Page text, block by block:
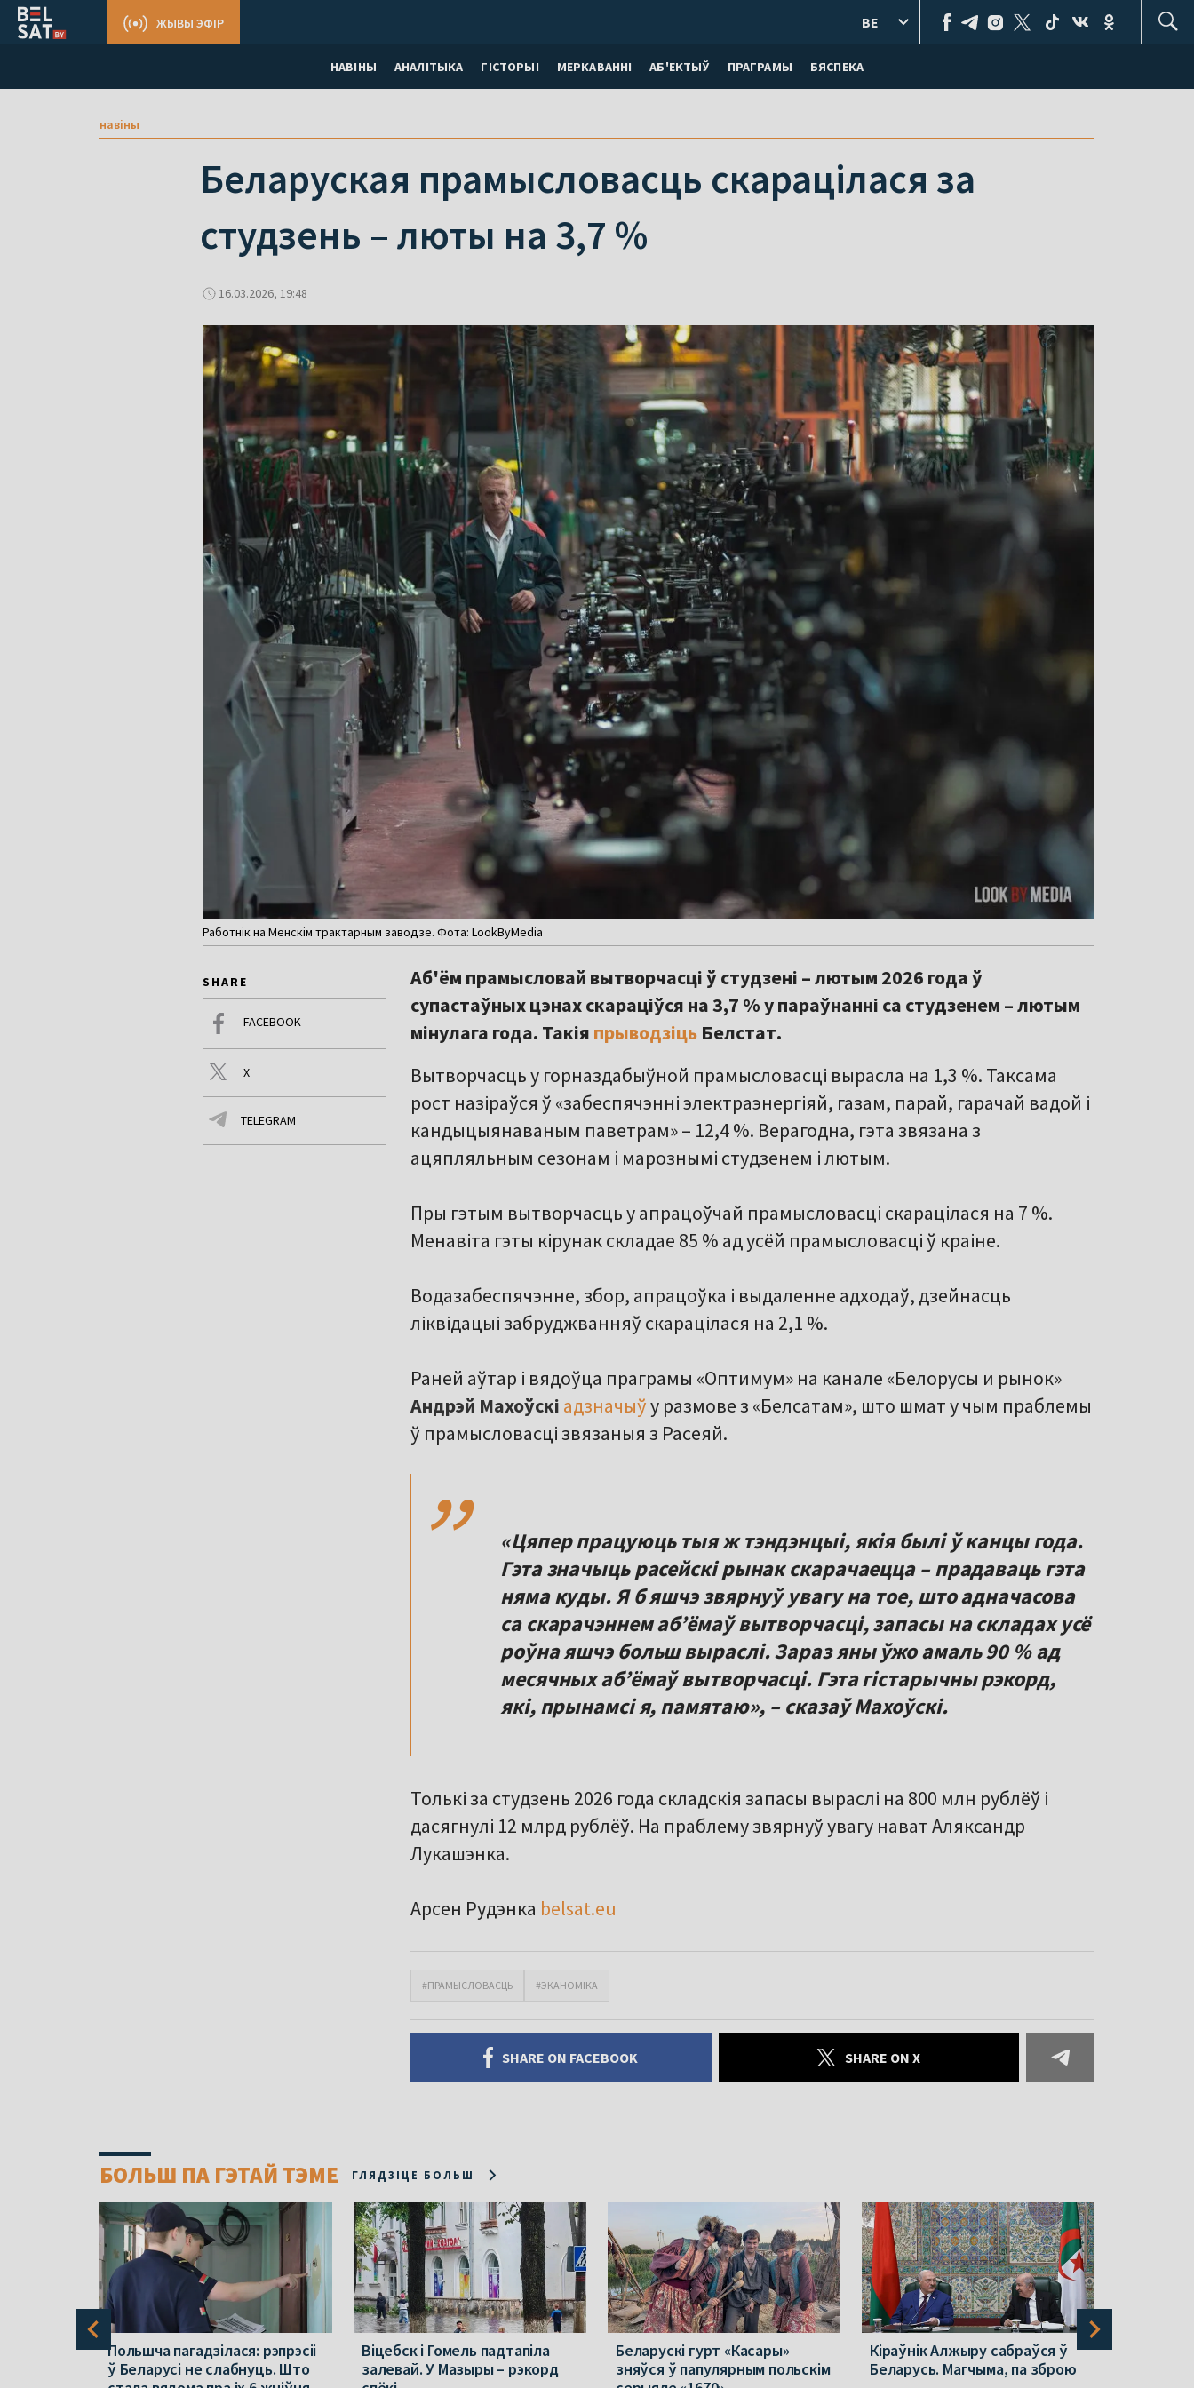
НАВІНЫ АНАЛІТЫКА ГІСТОРЫІ МЕРКАВАННI АБ'ЕКТЫЎ ПРАГРАМЫ БЯСПЕКА
ЖЫВЫ ЭФІР BE
навіны
Беларуская прамысловасць скарацілася за
студзень – люты на 3,7 %
16.03.2026, 19:48
Работнік на Менскім трактарным заводзе. Фота: LookByMedia
SHARE
FACEBOOK
X
TELEGRAM
Аб'ём прамысловай вытворчасці ў студзені – лютым 2026 года ў
супастаўных цэнах скараціўся на 3,7 % у параўнанні са студзенем – лютым
мінулага года. Такія прыводзіць Белстат.
Вытворчасць у горназдабыўной прамысловасці вырасла на 1,3 %. Таксама
рост назіраўся ў «забеспячэнні электраэнергіяй, газам, парай, гарачай вадой і
кандыцыянаваным паветрам» – 12,4 %. Верагодна, гэта звязана з
ацяпляльным сезонам і марознымі студзенем і лютым.
Пры гэтым вытворчасць у апрацоўчай прамысловасці скарацілася на 7 %.
Менавіта гэты кірунак складае 85 % ад усёй прамысловасці ў краіне.
Водазабеспячэнне, збор, апрацоўка і выдаленне адходаў, дзейнасць
ліквідацыі забруджванняў скарацілася на 2,1 %.
Раней аўтар і вядоўца праграмы «Оптимум» на канале «Белорусы и рынок»
Андрэй Махоўскі адзначыўу размове з «Белсатам», што шмат у чым праблемы
ў прамысловасці звязаныя з Расеяй.
,,
«Цяпер працуюць тыя ж тэндэнцыі, якія былі ў канцы года.
Гэта значыць расейскі рынак скарачаецца – прадаваць гэта
няма куды. Я б яшчэ звярнуў увагу на тое, што адначасова
са скарачэннем абʼёмаў вытворчасці, запасы на складах усё
роўна яшчэ больш выраслі. Зараз яны ўжо амаль 90 % ад
месячных абʼёмаў вытворчасці. Гэта гістарычны рэкорд,
які, прынамсі я, памятаю», – сказаў Махоўскі.
Толькі за студзень 2026 года складскія запасы выраслі на 800 млн рублёў і
дасягнулі 12 млрд рублёў. На праблему звярнуў увагу нават Аляксандр
Лукашэнка.
Арсен Рудэнка belsat.eu
#ПРАМЫСЛОВАСЦЬ #ЭКАНОМІКА
SHARE ON FACEBOOK SHARE ON X
БОЛЬШ ПА ГЭТАЙ ТЭМЕ ГЛЯДЗІЦЕ БОЛЬШ
Польшча пагадзілася: рэпрэсіі
ў Беларусі не слабнуць. Што
Віцебск і Гомель падтапіла
залевай. У Мазыры – рэкорд
Беларускі гурт «Касары»
зняўся ў папулярным польскім
Кіраўнік Алжыру сабраўся ў
Беларусь. Магчыма, па зброю